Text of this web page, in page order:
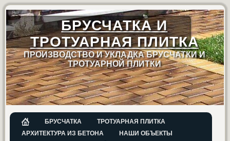
БРУСЧАТКА И
ТРОТУАРНАЯ ПЛИТКА
ПРОИЗВОДСТВО И УКЛАДКА БРУСЧАТКИ И
ТРОТУАРНОЙ ПЛИТКИ
БРУСЧАТКА
ТРОТУАРНАЯ ПЛИТКА
АРХИТЕКТУРА ИЗ БЕТОНА
НАШИ ОБЪЕКТЫ